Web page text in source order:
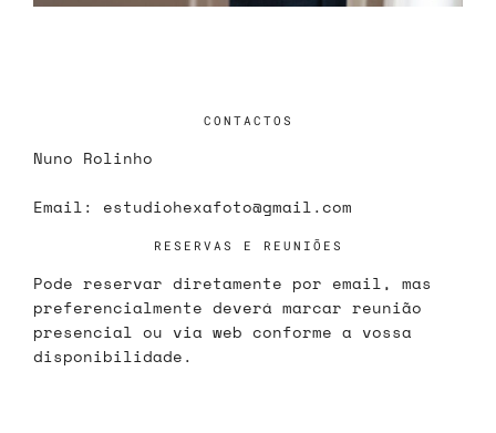
CONTACTOS
Nuno Rolinho
Email: estudiohexafoto@gmail.com
RESERVAS E REUNIÕES
Pode reservar diretamente por email, mas
preferencialmente deverá marcar reunião
presencial ou via web conforme a vossa
disponibilidade.